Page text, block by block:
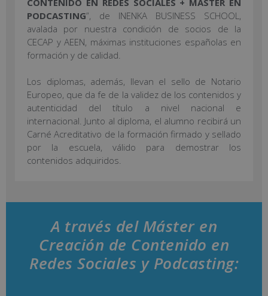
PODCASTING”, de INENKA BUSINESS SCHOOL,
avalada por nuestra condición de socios de la
CECAP y AEEN, máximas instituciones españolas en
formación y de calidad.
Los diplomas, además, llevan el sello de Notario
Europeo, que da fe de la validez de los contenidos y
autenticidad del título a nivel nacional e
internacional. Junto al diploma, el alumno recibirá un
Carné Acreditativo de la formación firmado y sellado
por la escuela, válido para demostrar los
contenidos adquiridos.
A través del Máster en
Creación de Contenido en
Redes Sociales y Podcasting: